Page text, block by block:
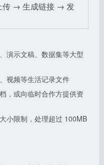
传 → 生成链接 → 发
演示文稿、数据集等大型
视频等生活记录文件
，或向临时合作方提供资
小限制，处理超过 100MB